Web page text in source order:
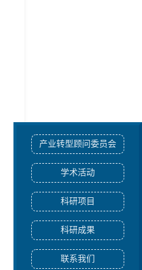
产业转型顾问委员会
学术活动
科研项目
科研成果
联系我们